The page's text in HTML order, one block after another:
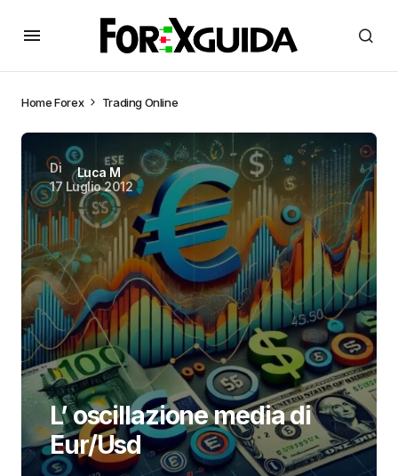
HomeForex Trading Online
Di
Luca M
17 Luglio 2012
L’ oscillazione media di
Eur/Usd